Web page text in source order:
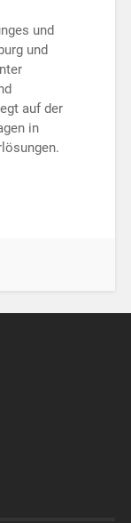
und
und
auf der
in